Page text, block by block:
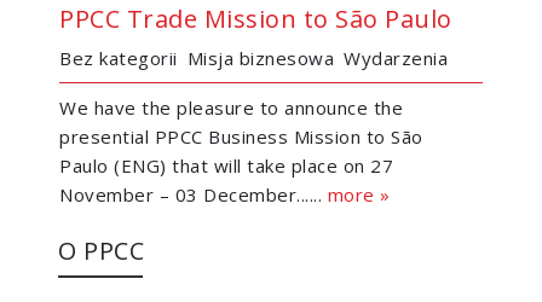
PPCC Trade Mission to São Paulo
Bez kategorii Misja biznesowa Wydarzenia
We have the pleasure to announce the
presential PPCC Business Mission to São
Paulo (ENG) that will take place on 27
November – 03 December...... more »
O PPCC